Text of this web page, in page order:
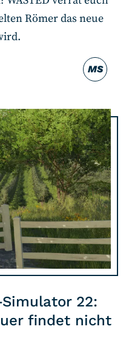
MS
Römer das neue
22:
findet nicht